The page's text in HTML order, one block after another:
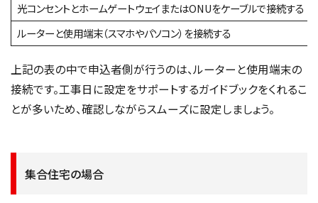
光コンセントとホームゲートウェイまたはONUをケーブルで接続する
ルーターと使用端末（スマホやパソコン）を接続する
上記の表の中で申込者側が行うのは、ルーターと使用端末の
接続です。工事日に設定をサポートするガイドブックをくれるこ
とが多いため、確認しながらスムーズに設定しましょう。
集合住宅の場合